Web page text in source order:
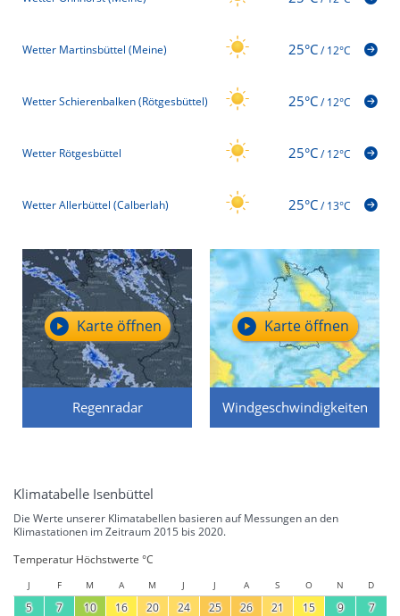
Wetter Martinsbüttel (Meine) 25°C/12°C
Wetter Schierenbalken (Rötgesbüttel) 25°C/12°C
Wetter Rötgesbüttel 25°C/12°C
Wetter Allerbüttel (Calberlah) 25°C/13°C
Regenradar
Karte öffnen
Windgeschwindigkeiten
Karte öffnen
Klimatabelle Isenbüttel
Die Werte unserer Klimatabellen basieren auf Messungen an den
Klimastationen im Zeitraum 2015 bis 2020.
Temperatur Höchstwerte °C
J F M A M J J A S O N D
5 7 10 16 20 24 25 26 21 15 9 7